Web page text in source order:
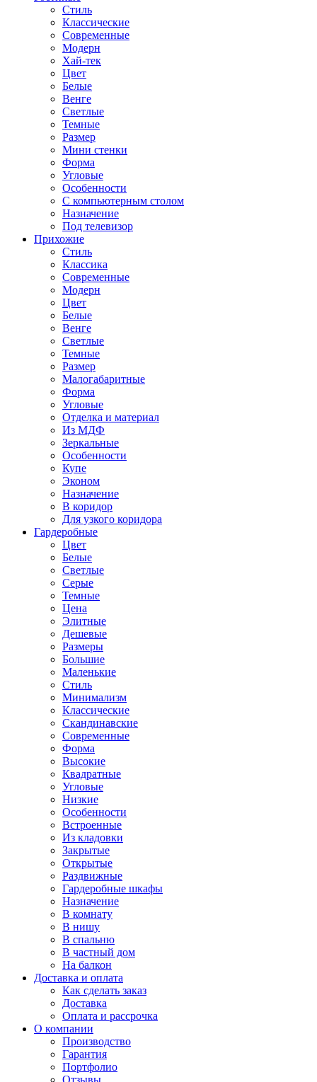
Стиль
Классические
Современные
Модерн
Хай-тек
Цвет
Белые
Венге
Светлые
Темные
Размер
Мини стенки
Форма
Угловые
Особенности
С компьютерным столом
Назначение
Под телевизор
Прихожие
Стиль
Классика
Современные
Модерн
Цвет
Белые
Венге
Светлые
Темные
Размер
Малогабаритные
Форма
Угловые
Отделка и материал
Из МДФ
Зеркальные
Особенности
Купе
Эконом
Назначение
В коридор
Для узкого коридора
Гардеробные
Цвет
Белые
Светлые
Серые
Темные
Цена
Элитные
Дешевые
Размеры
Большие
Маленькие
Стиль
Минимализм
Классические
Скандинавские
Современные
Форма
Высокие
Квадратные
Угловые
Низкие
Особенности
Встроенные
Из кладовки
Закрытые
Открытые
Раздвижные
Гардеробные шкафы
Назначение
В комнату
В нишу
В спальню
В частный дом
На балкон
Доставка и оплата
Как сделать заказ
Доставка
Оплата и рассрочка
О компании
Производство
Гарантия
Портфолио
Отзывы